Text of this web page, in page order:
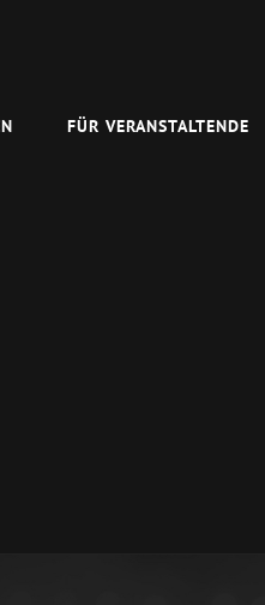
FÜR VERANSTALTENDE